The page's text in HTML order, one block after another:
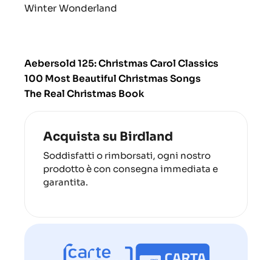
Winter Wonderland
Aebersold 125: Christmas Carol Classics
100 Most Beautiful Christmas Songs
The Real Christmas Book
Acquista su Birdland
Soddisfatti o rimborsati, ogni nostro
prodotto è con consegna immediata e
garantita.